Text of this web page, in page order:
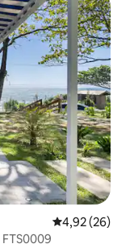
4,92 de uma
4,92 (26)